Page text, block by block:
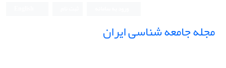
مجله جامعه شناسی ایران